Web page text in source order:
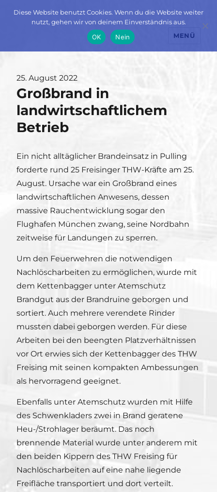
MENÜ
Veröffentlicht
am
25. August 2022
Großbrand in
landwirtschaftlichem
Betrieb
Ein nicht alltäglicher Brandeinsatz in Pulling
forderte rund 25 Freisinger THW-Kräfte am 25.
August. Ursache war ein Großbrand eines
landwirtschaftlichen Anwesens, dessen
massive Rauchentwicklung sogar den
Flughafen München zwang, seine Nordbahn
zeitweise für Landungen zu sperren.
Um den Feuerwehren die notwendigen
Nachlöscharbeiten zu ermöglichen, wurde mit
dem Kettenbagger unter Atemschutz
Brandgut aus der Brandruine geborgen und
sortiert. Auch mehrere verendete Rinder
mussten dabei geborgen werden. Für diese
Arbeiten bei den beengten Platzverhältnissen
vor Ort erwies sich der Kettenbagger des THW
Freising mit seinen kompakten Ambessungen
als hervorragend geeignet.
Ebenfalls unter Atemschutz wurden mit Hilfe
des Schwenkladers zwei in Brand geratene
Heu-/Strohlager beräumt. Das noch
brennende Material wurde unter anderem mit
den beiden Kippern des THW Freising für
Nachlöscharbeiten auf eine nahe liegende
Freifläche transportiert und dort verteilt.
Diese Website benutzt Cookies. Wenn du die Website weiter
nutzt, gehen wir von deinem Einverständnis aus.
OK
Nein